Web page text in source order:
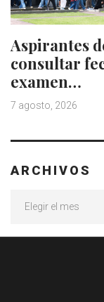
Aspirantes
consultar
examen…
7 agosto, 2026
ARCHIVOS